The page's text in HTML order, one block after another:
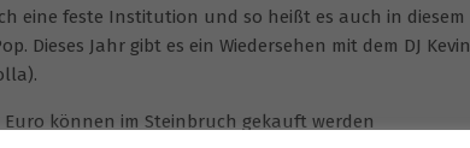
eine feste Institution und so heißt es auch in diesem
Dieses Jahr gibt es ein Wiedersehen mit dem DJ Kevin
Euro können im Steinbruch gekauft werden